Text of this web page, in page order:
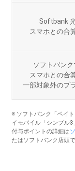
Softbank
スマホとの合
ソフトバンク
スマホとの合
一部対象外のプ
※ ソフトバンク「ペイ
イモバイル「シンプル3
付与ポイントの詳細は
たはソフトバンク店頭